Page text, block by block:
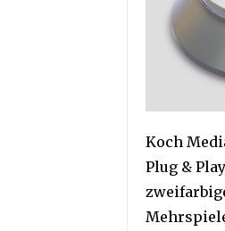
Koch
Plug &